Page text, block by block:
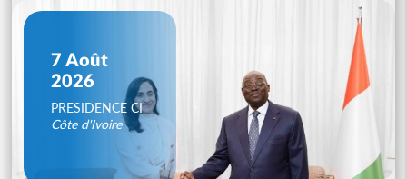
7 Août
2026
PRESIDENCE CI
Côte d'Ivoire